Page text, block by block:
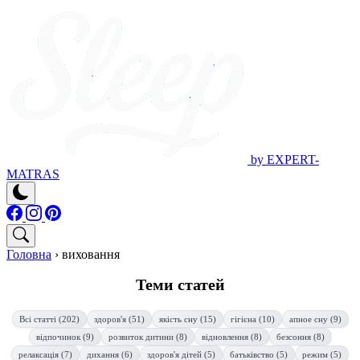
by EXPERT-
MATRAS
Головна › виховання
Теми статей
Всі статті (202) здоров'я (51) якість сну (15) гігієна (10)
апное сну (9)
відпочинок (9)
розвиток дитини (8) відновлення (8)
безсоння (8)
релаксація (7)
дихання (6) здоров'я дітей (5) батьківство (5)
режим (5)